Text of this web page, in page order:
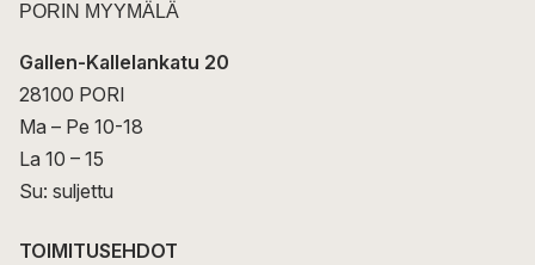
PORIN MYYMÄLÄ
Gallen-Kallelankatu 20
28100 PORI
Ma – Pe 10-18
La 10 – 15
Su: suljettu
TOIMITUSEHDOT